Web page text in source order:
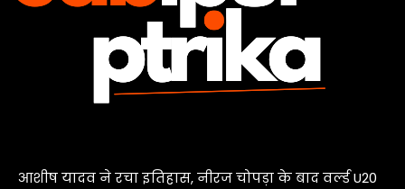
आशीष यादव ने रचा इतिहास, नीरज चोपड़ा के बाद वर्ल्ड U20